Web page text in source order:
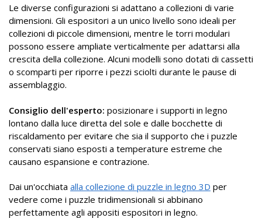
Le diverse configurazioni si adattano a collezioni di varie
dimensioni. Gli espositori a un unico livello sono ideali per
collezioni di piccole dimensioni, mentre le torri modulari
possono essere ampliate verticalmente per adattarsi alla
crescita della collezione. Alcuni modelli sono dotati di cassetti
o scomparti per riporre i pezzi sciolti durante le pause di
assemblaggio.
Consiglio dell'esperto: posizionare i supporti in legno
lontano dalla luce diretta del sole e dalle bocchette di
riscaldamento per evitare che sia il supporto che i puzzle
conservati siano esposti a temperature estreme che
causano espansione e contrazione.
Dai un'occhiata alla collezione di puzzle in legno 3D per
vedere come i puzzle tridimensionali si abbinano
perfettamente agli appositi espositori in legno.